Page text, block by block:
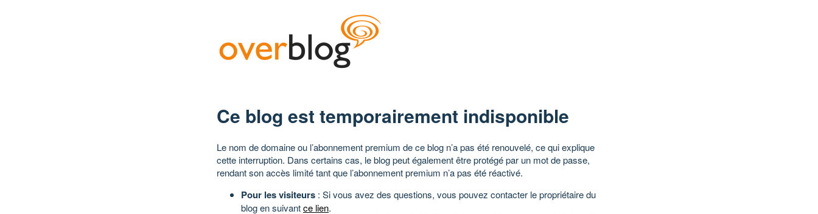
Ce blog est temporairement indisponible
Le nom de domaine ou l’abonnement premium de ce blog n’a pas été renouvelé, ce qui explique
cette interruption. Dans certains cas, le blog peut également être protégé par un mot de passe,
rendant son accès limité tant que l’abonnement premium n’a pas été réactivé.
Pour les visiteurs : Si vous avez des questions, vous pouvez contacter le propriétaire du
blog en suivantce lien.